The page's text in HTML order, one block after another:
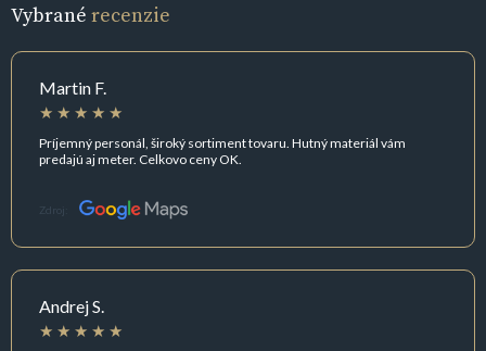
Vybrané recenzie
Martin F.
Príjemný personál, široký sortiment tovaru. Hutný materiál vám
predajú aj meter. Celkovo ceny OK.
Zdroj:
Andrej S.